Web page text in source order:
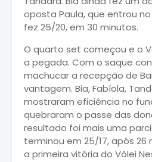
oposta Paula, que entrou
fez 25/20, em 30 minutos.
O quarto set começou e o
a pegada. Com o saque
machucar a recepção de
vantagem. Bia, Fabíola,
mostraram eficiência no
quebraram o passe das
resultado foi mais uma
terminou em 25/17, após
a primeira vitória do Vôlei